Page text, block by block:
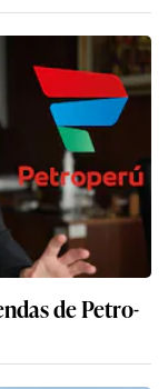
de Petro-